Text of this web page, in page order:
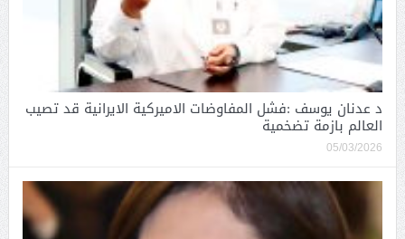
د عدنان يوسف :فشل المفاوضات الاميركية الايرانية قد تصيب
العالم بازمة تضخمية
05/03/2026